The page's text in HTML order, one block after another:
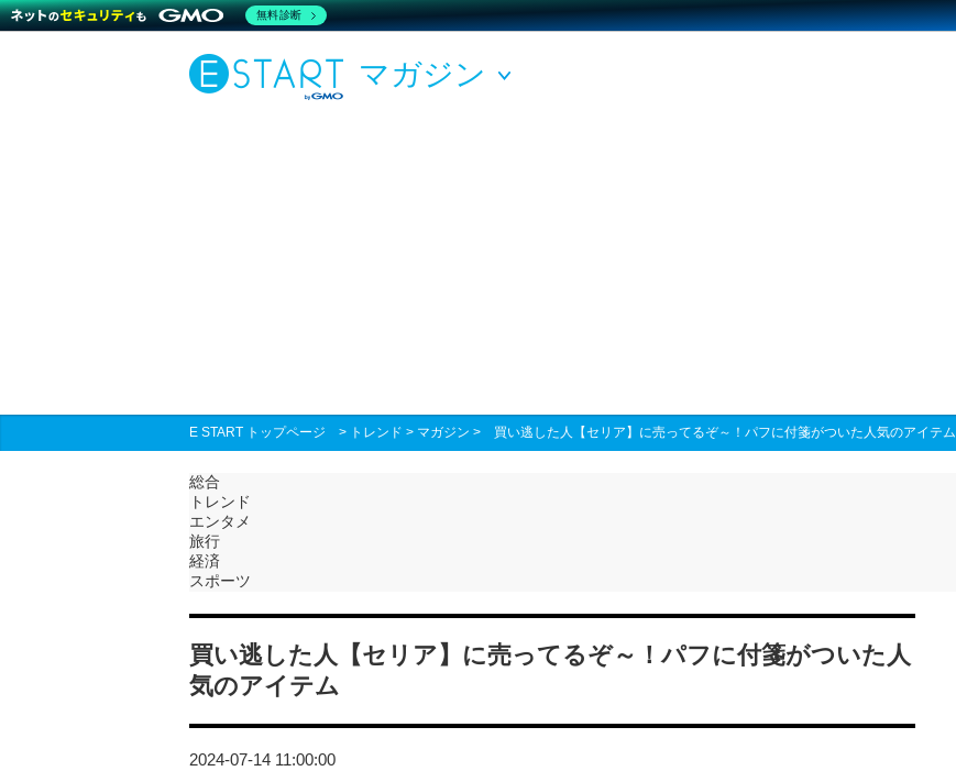
マガジン
E START トップページ > トレンド > マガジン > 買い逃した人【セリア】に売ってるぞ～！パフに付箋がついた人気のアイテム
総合
トレンド
エンタメ
旅行
経済
スポーツ
買い逃した人【セリア】に売ってるぞ～！パフに付箋がついた人
気のアイテム
2024-07-14 11:00:00
無料診断